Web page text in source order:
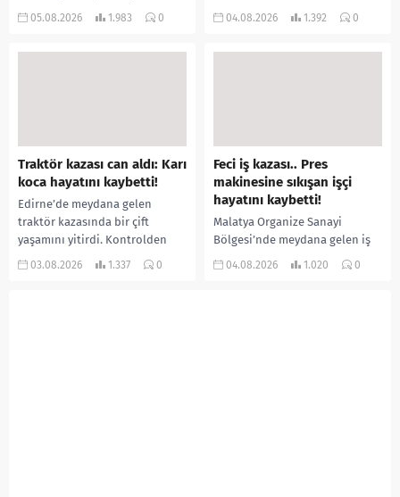
bir kişiyi, arkadaşının eşiyle
05.08.2026 1.983 0
ilişkilendirilen siklospora
04.08.2026 1.392 0
Traktör kazası can aldı: Karı
koca hayatını kaybetti!
Edirne’de meydana gelen
traktör kazasında bir çift
yaşamını yitirdi. Kontrolden
çıkarak devrilen traktörün
03.08.2026 1.337 0
Feci iş kazası.. Pres
makinesine sıkışan işçi
hayatını kaybetti!
Malatya Organize Sanayi
Bölgesi’nde meydana gelen iş
kazasında, pres makinesine
04.08.2026 1.020 0